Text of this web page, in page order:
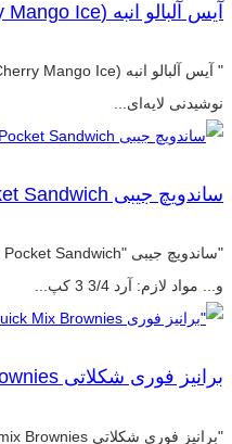
آیس آلبالو انبه (Sour Cherry Mango Ice)
نوشیدنی لایه‌ای...
ساندویچ جیبی Pocket Sandwich
و... مواد لازم: آرد 3/4 3 کپ...
برانیز فوری شکلاتی Quick mix Brownies